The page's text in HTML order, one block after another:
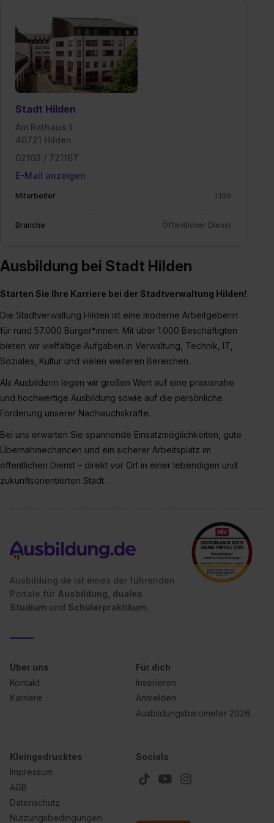
Wirkung für die Zukunft ganz oder teilweise über unsere
Datenschutzerklärung unter dem Punkt „Datenschutz-
Einstellungen“ widerrufen. Weitere Informationen zu den
einzelnen Cookies findest du durch Klick auf „Details
zeigen“. Weitere Informationen:
Impressum.
Stadt Hilden
Am Rathaus 1
40721 Hilden
02103 / 721167
E-Mail anzeigen
Mitarbeiter 1.100
Branche Öffentlicher Dienst
Ausbildung bei Stadt Hilden
Starten Sie Ihre Karriere bei der Stadtverwaltung Hilden!
Die Stadtverwaltung Hilden ist eine moderne Arbeitgeberin
für rund 57.000 Bürger*innen. Mit über 1.000 Beschäftigten
bieten wir vielfältige Aufgaben in Verwaltung, Technik, IT,
Soziales, Kultur und vielen weiteren Bereichen.
Als Ausbilderin legen wir großen Wert auf eine praxisnahe
und hochwertige Ausbildung sowie auf die persönliche
Förderung unserer Nachwuchskräfte.
Bei uns erwarten Sie spannende Einsatzmöglichkeiten, gute
Übernahmechancen und ein sicherer Arbeitsplatz im
öffentlichen Dienst – direkt vor Ort in einer lebendigen und
zukunftsorientierten Stadt.
Ausbildung.de ist eines der führenden
Portale für Ausbildung, duales
Studium und Schülerpraktikum.
Über uns
Kontakt
Karriere
Für dich
Inserieren
Anmelden
Ausbildungsbarometer 2026
Kleingedrucktes
Impressum
AGB
Datenschutz
Nutzungsbedingungen
Socials